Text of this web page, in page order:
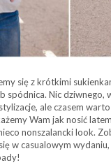
się z krótkimi
spódnica. Nic dziwnego,
ale czasem
Wam jak nosić latem
nonszalancki look.
w casualowym